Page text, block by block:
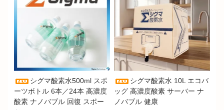
シグマ酸素水500ml スポ
ーツボトル 6本／24本 高濃度
酸素 ナノバブル 回復 スポー
シグマ酸素水 10L エコバ
ッグ 高濃度酸素 サーバー ナ
ノバブル 健康